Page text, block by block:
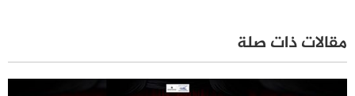
مقالات ذات صلة